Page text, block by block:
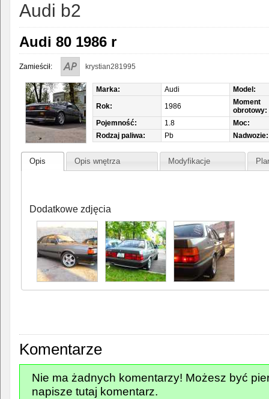
Audi b2
Audi 80 1986 r
Zamieścił: krystian281995
Marka: Audi
Model:
Rok:
1986
Moment
obrotowy:
Pojemność:
1.8
Moc:
Rodzaj paliwa:
Pb Nadwozie:
Opis Opis wnętrza Modyfikacje
Dodatkowe zdjęcia
Komentarze
Nie ma żadnych komentarzy! Możesz być
napisze tutaj komentarz.